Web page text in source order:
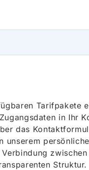
in Ihr
das
Struktur.